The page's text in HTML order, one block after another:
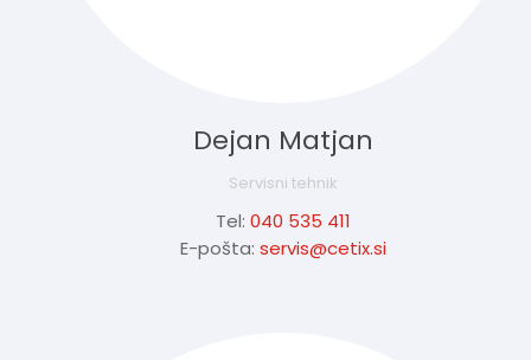
Dejan Matjan
Servisni tehnik
Tel: 040 535 411
E-pošta: servis@cetix.si